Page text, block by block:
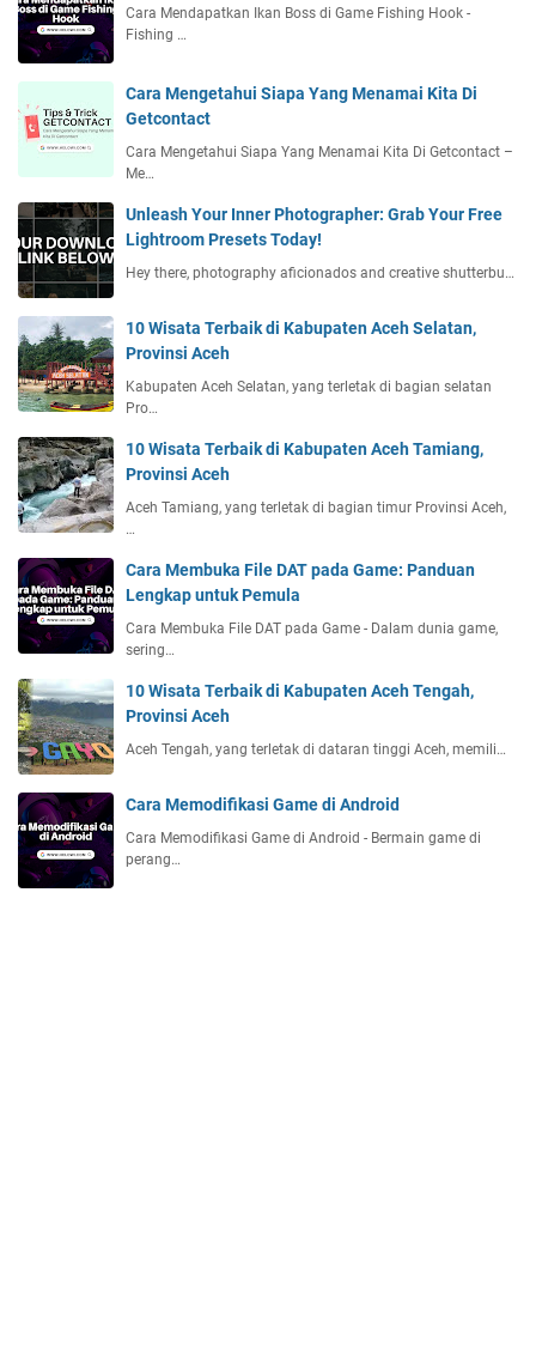
Cara Mendapatkan Ikan Boss di Game Fishing Hook -
Fishing …
Cara Mengetahui Siapa Yang Menamai Kita Di
Getcontact
Cara Mengetahui Siapa Yang Menamai Kita Di Getcontact –
Me…
Unleash Your Inner Photographer: Grab Your Free
Lightroom Presets Today!
Hey there, photography aficionados and creative shutterbu…
10 Wisata Terbaik di Kabupaten Aceh Selatan,
Provinsi Aceh
Kabupaten Aceh Selatan, yang terletak di bagian selatan
Pro…
10 Wisata Terbaik di Kabupaten Aceh Tamiang,
Provinsi Aceh
Aceh Tamiang, yang terletak di bagian timur Provinsi Aceh,
…
Cara Membuka File DAT pada Game: Panduan
Lengkap untuk Pemula
Cara Membuka File DAT pada Game - Dalam dunia game,
sering…
10 Wisata Terbaik di Kabupaten Aceh Tengah,
Provinsi Aceh
Aceh Tengah, yang terletak di dataran tinggi Aceh, memili…
Cara Memodifikasi Game di Android
Cara Memodifikasi Game di Android - Bermain game di
perang…